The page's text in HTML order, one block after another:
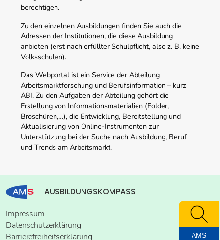
berechtigen.
Zu den einzelnen Ausbildungen finden Sie auch die
Adressen der Institutionen, die diese Ausbildung
anbieten (erst nach erfüllter Schulpflicht, also z. B. keine
Volksschulen).
Das Webportal ist ein Service der Abteilung
Arbeitsmarktforschung und Berufsinformation – kurz
ABI. Zu den Aufgaben der Abteilung gehört die
Erstellung von Informationsmaterialien (Folder,
Broschüren,…), die Entwicklung, Bereitstellung und
Aktualisierung von Online-Instrumenten zur
Unterstützung bei der Suche nach Ausbildung, Beruf
und Trends am Arbeitsmarkt.
AUSBILDUNGSKOMPASS
Impressum
Datenschutzerklärung
Barrierefreiheitserklärung
AMS